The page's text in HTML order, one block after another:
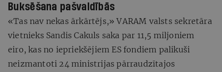
Buksēšana pašvaldībās
«Tas nav nekas ārkārtējs,» VARAM valsts sekretāra
vietnieks Sandis Cakuls saka par 11,5 miljoniem
eiro, kas no iepriekšējiem ES fondiem palikuši
neizmantoti 24 ministrijas pārraudzītajos